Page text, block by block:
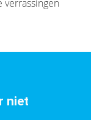
verrassingen
niet